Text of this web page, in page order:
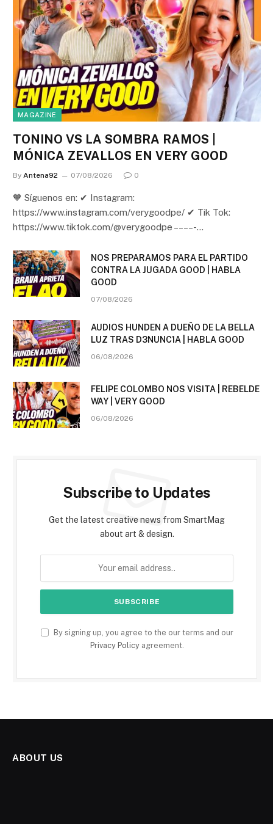
MAGAZINE
TONINO VS LA SOMBRA RAMOS |
MÓNICA ZEVALLOS EN VERY GOOD
By Antena92 07/08/2026 0
🧡 Síguenos en: ✔ Instagram:
https://www.instagram.com/verygoodpe/ ✔ Tik Tok:
https://www.tiktok.com/@verygoodpe – – – – -…
NOS PREPARAMOS PARA EL PARTIDO
CONTRA LA JUGADA GOOD | HABLA
GOOD
07/08/2026
AUDIOS HUNDEN A DUEÑO DE LA BELLA
LUZ TRAS D3NUNC1A | HABLA GOOD
06/08/2026
FELIPE COLOMBO NOS VISITA | REBELDE
WAY | VERY GOOD
06/08/2026
Subscribe to Updates
Get the latest creative news from SmartMag
about art & design.
By signing up, you agree to the our terms and our
Privacy Policyagreement.
ABOUT US